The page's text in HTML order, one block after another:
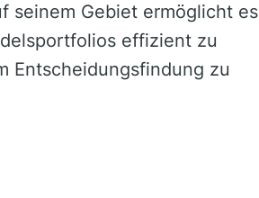
seinem Gebiet ermöglicht es
effizient zu
Entscheidungsfindung zu